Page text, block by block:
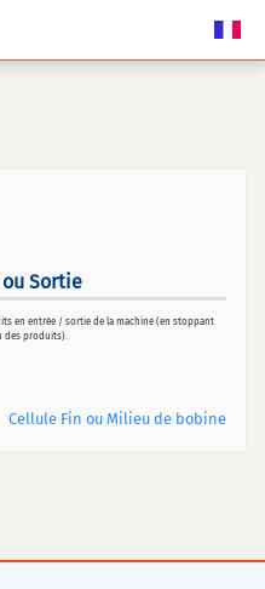
Sortie
en entrée / sortie de la machine (en stoppant
des produits).
Cellule Fin ou Milieu de bobine